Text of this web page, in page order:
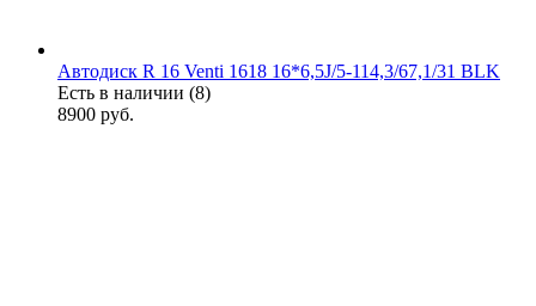
Автодиск R 16 Venti 1618 16*6,5J/5-114,3/67,1/31 BLK
Есть в наличии (8)
8900 руб.